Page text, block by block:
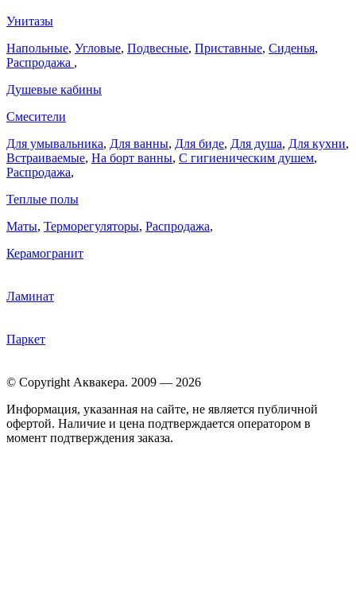
Унитазы
Напольные, Угловые, Подвесные, Приставные, Сиденья,
Распродажа ,
Душевые кабины
Смесители
Для умывальника, Для ванны, Для биде, Для душа, Для кухни,
Встраиваемые, На борт ванны, C гигиеническим душем,
Распродажа,
Теплые полы
Маты, Терморегуляторы, Распродажа,
Керамогранит
Ламинат
Паркет
© Copyright Аквакера. 2009 — 2026
Информация, указанная на сайте, не является публичной
офертой. Наличие и цена подтверждается оператором в
момент подтверждения заказа.